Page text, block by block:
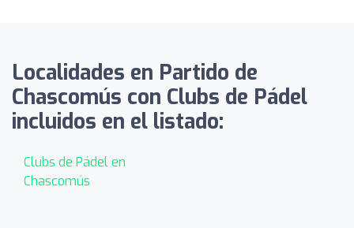
Localidades en Partido de
Chascomús con Clubs de Pádel
incluidos en el listado:
Clubs de Pádel en
Chascomús